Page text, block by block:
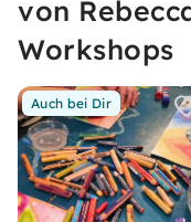
von
Workshops
Auch bei Dir